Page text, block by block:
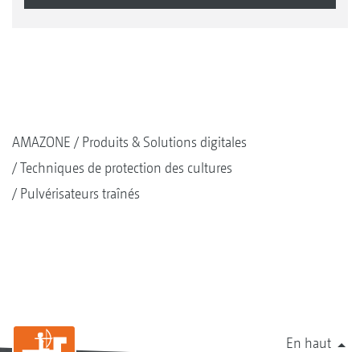
AMAZONE
Produits & Solutions digitales
Techniques de protection des cultures
Pulvérisateurs traînés
En haut